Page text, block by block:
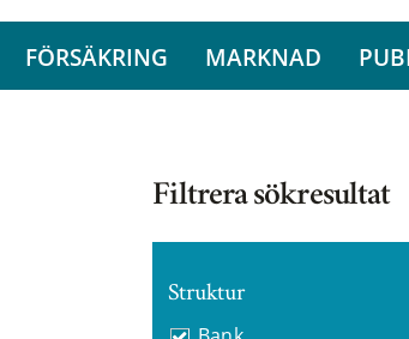
FÖRSÄKRING MARKNAD
Filtrera sökresultat
Struktur